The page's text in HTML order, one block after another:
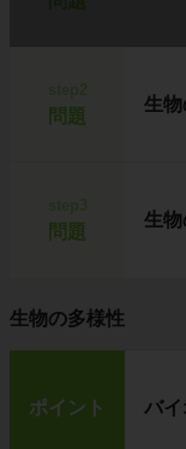
問題
生物
問題
生物
生物の多様性
ポイント バイ